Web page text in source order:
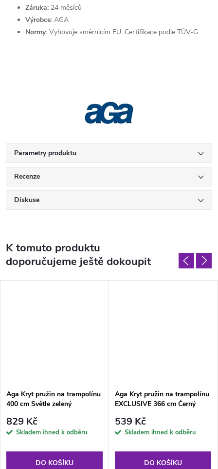
Záruka: 24 měsíců
Výrobce: AGA
Normy: Vyhovuje směrnicím EU. Certifikace podle TÜV-G
Parametry produktu
Recenze
Diskuse
K tomuto produktu
doporučujeme ještě dokoupit
Aga Kryt pružin na trampolínu
400 cm Světle zelený
829 Kč
Skladem ihned k odběru
DO KOŠÍKU
Aga Kryt pružin na trampolínu
EXCLUSIVE 366 cm Černý
539 Kč
Skladem ihned k odběru
DO KOŠÍKU